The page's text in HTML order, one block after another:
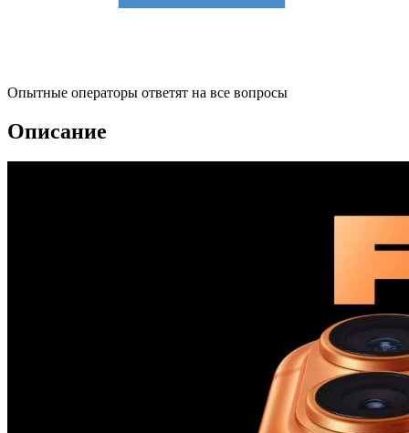
Опытные операторы ответят на все вопросы
Описание